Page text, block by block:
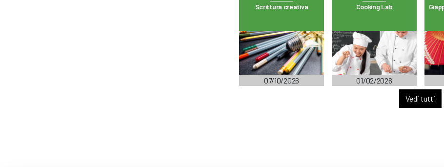
Scrittura creativa
07/10/2026
Cooking Lab
01/02/2026
Vedi tutti